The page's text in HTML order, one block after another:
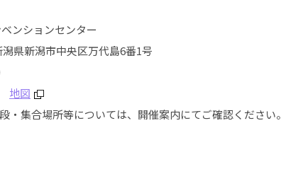
ンションセンター
県新潟市中央区万代島6番1号
地図
集合場所等については、開催案内にてご確認ください。